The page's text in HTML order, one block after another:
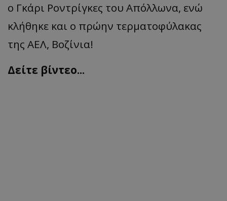
ο Γκάρι Ροντρίγκες του Απόλλωνα, ενώ
κλήθηκε και ο πρώην τερματοφύλακας
της ΑΕΛ, Βοζίνια!
Δείτε βίντεο...